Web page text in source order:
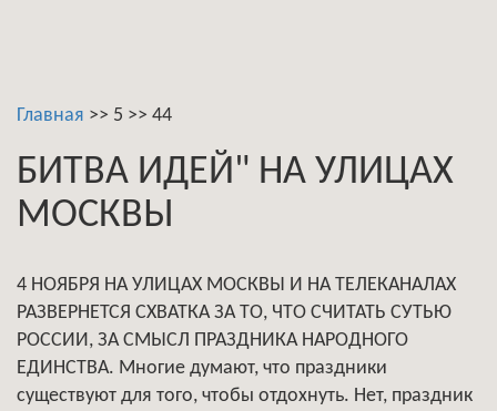
Главная >> 5 >> 44
БИТВА ИДЕЙ" НА УЛИЦАХ
МОСКВЫ
4 НОЯБРЯ НА УЛИЦАХ МОСКВЫ И НА ТЕЛЕКАНАЛАХ
РАЗВЕРНЕТСЯ СХВАТКА ЗА ТО, ЧТО СЧИТАТЬ СУТЬЮ
РОССИИ, ЗА СМЫСЛ ПРАЗДНИКА НАРОДНОГО
ЕДИНСТВА. Многие думают, что праздники
существуют для того, чтобы отдохнуть. Нет, праздник